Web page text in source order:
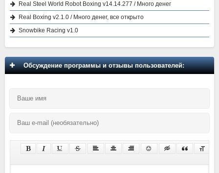
Real Steel World Robot Boxing v14.14.277 / Много денег
Real Boxing v2.1.0 / Много денег, все открыто
Snowbike Racing v1.0
Обсуждение программы и отзывы пользователей: